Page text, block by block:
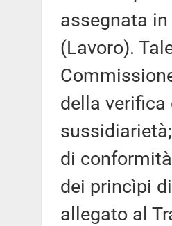
assegnata
(Lavoro).
della
di
dei princìpi
allegato al